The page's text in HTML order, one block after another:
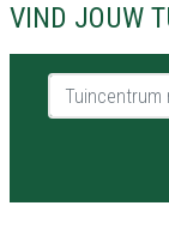
VIND JOUW
Tuincentrum